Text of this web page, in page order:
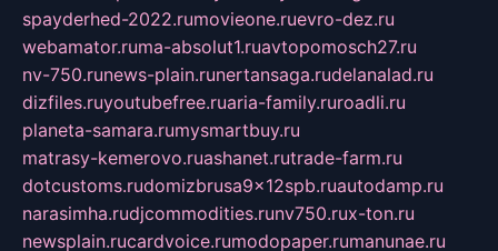
spayderhed-2022.rumovieone.ruevro-dez.ru
webamator.ruma-absolut1.ruavtopomosch27.ru
nv-750.runews-plain.runertansaga.rudelanalad.ru
dizfiles.ruyoutubefree.ruaria-family.ruroadli.ru
planeta-samara.rumysmartbuy.ru
matrasy-kemerovo.ruashanet.rutrade-farm.ru
dotcustoms.rudomizbrusa9x12spb.ruautodamp.ru
narasimha.rudjcommodities.runv750.rux-ton.ru
newsplain.rucardvoice.rumodopaper.rumanunae.ru